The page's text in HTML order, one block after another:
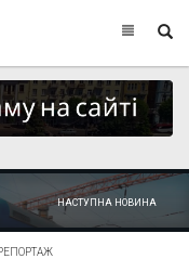
НАСТУПНА НОВИНА